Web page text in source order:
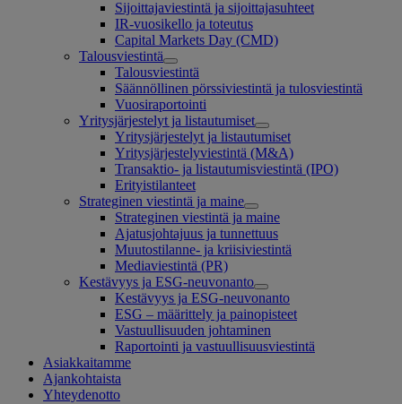
Sijoittajaviestintä ja sijoittajasuhteet
IR-vuosikello ja toteutus
Capital Markets Day (CMD)
Talousviestintä
Talousviestintä
Säännöllinen pörssiviestintä ja tulosviestintä
Vuosiraportointi
Yritysjärjestelyt ja listautumiset
Yritysjärjestelyt ja listautumiset
Yritysjärjestelyviestintä (M&A)
Transaktio- ja listautumisviestintä (IPO)
Erityistilanteet
Strateginen viestintä ja maine
Strateginen viestintä ja maine
Ajatusjohtajuus ja tunnettuus
Muutostilanne- ja kriisiviestintä
Mediaviestintä (PR)
Kestävyys ja ESG-neuvonanto
Kestävyys ja ESG-neuvonanto
ESG – määrittely ja painopisteet
Vastuullisuuden johtaminen
Raportointi ja vastuullisuusviestintä
Asiakkaitamme
Ajankohtaista
Yhteydenotto